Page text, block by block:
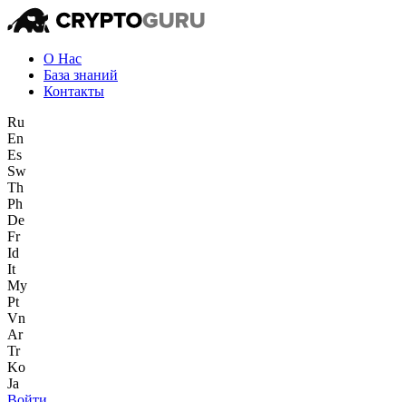
О Нас
База знаний
Контакты
Ru
En
Es
Sw
Th
Ph
De
Fr
Id
It
My
Pt
Vn
Ar
Tr
Ko
Ja